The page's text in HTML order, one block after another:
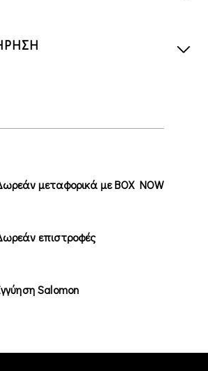
μεταφορικά με BOX NOW
επιστροφές
Salomon